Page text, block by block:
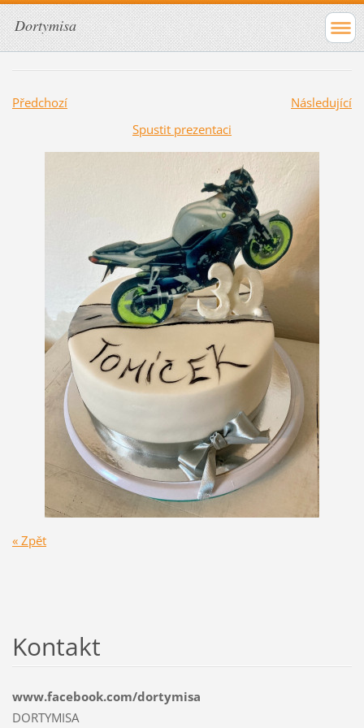
Dortymisa
Předchozí
Následující
Spustit prezentaci
« Zpět
Kontakt
www.facebook.com/dortymisa
DORTYMISA